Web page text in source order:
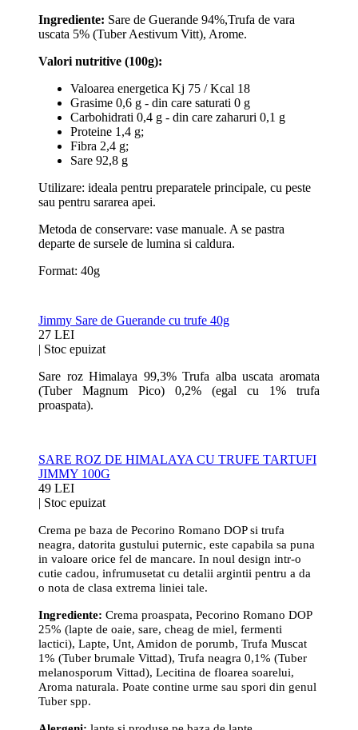
Ingrediente: Sare de Guerande 94%,Trufa de vara
uscata 5% (Tuber Aestivum Vitt), Arome.
Valori nutritive (100g):
Valoarea energetica Kj 75 / Kcal 18
Grasime 0,6 g - din care saturati 0 g
Carbohidrati 0,4 g - din care zaharuri 0,1 g
Proteine 1,4 g;
Fibra 2,4 g;
Sare 92,8 g
Utilizare: ideala pentru preparatele principale, cu peste
sau pentru sararea apei.
Metoda de conservare: vase manuale. A se pastra
departe de sursele de lumina si caldura.
Format: 40g
Jimmy Sare de Guerande cu trufe 40g
27 LEI
| Stoc epuizat
Sare roz Himalaya 99,3% Trufa alba uscata aromata
(Tuber Magnum Pico) 0,2% (egal cu 1% trufa
proaspata).
SARE ROZ DE HIMALAYA CU TRUFE TARTUFI
JIMMY 100G
49 LEI
| Stoc epuizat
Crema pe baza de Pecorino Romano DOP si trufa
neagra, datorita gustului puternic, este capabila sa puna
in valoare orice fel de mancare. In noul design intr-o
cutie cadou, infrumusetat cu detalii argintii pentru a da
o nota de clasa extrema liniei tale.
Ingrediente: Crema proaspata, Pecorino Romano DOP
25% (lapte de oaie, sare, cheag de miel, fermenti
lactici), Lapte, Unt, Amidon de porumb, Trufa Muscat
1% (Tuber brumale Vittad), Trufa neagra 0,1% (Tuber
melanosporum Vittad), Lecitina de floarea soarelui,
Aroma naturala. Poate contine urme sau spori din genul
Tuber spp.